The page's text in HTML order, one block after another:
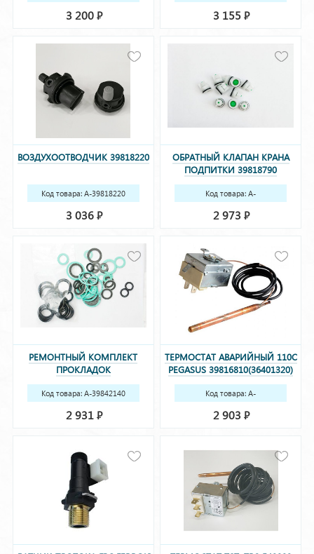
3 200 Р 3 155Р
ВОЗДУХООТВОДЧИК 39818220
Код товара: A-39818220
3 036 Р
ОБРАТНЫЙ КЛАПАН КРАНА
ПОДПИТКИ 39818790
(36902190) (КОМПЛ.)
Код товара: A-
2 973Р
РЕМОНТНЫЙ КОМПЛЕКТ
ПРОКЛАДОК
DIVA,ARENA,DIVATECH 39842140
Код товара: A-39842140
2 931 Р
ТЕРМОСТАТ АВАРИЙНЫЙ 110С
PEGASUS 39816810(36401320)
Код товара: A-
2 903Р